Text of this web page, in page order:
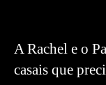
A Rachel e o
casais que